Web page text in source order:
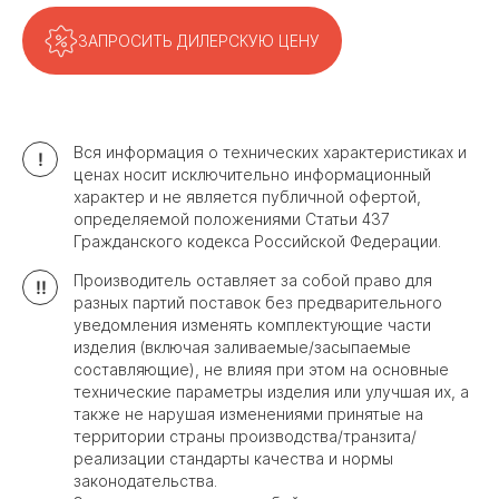
ЗАПРОСИТЬ ДИЛЕРСКУЮ ЦЕНУ
!
Вся информация о технических характеристиках и
ценах носит исключительно информационный
характер и не является публичной офертой,
определяемой положениями Статьи 437
Гражданского кодекса Российской Федерации.
!!
Производитель оставляет за собой право для
разных партий поставок без предварительного
уведомления изменять комплектующие части
изделия (включая заливаемые/засыпаемые
составляющие), не влияя при этом на основные
технические параметры изделия или улучшая их, а
также не нарушая изменениями принятые на
территории страны производства/транзита/
реализации стандарты качества и нормы
законодательства.